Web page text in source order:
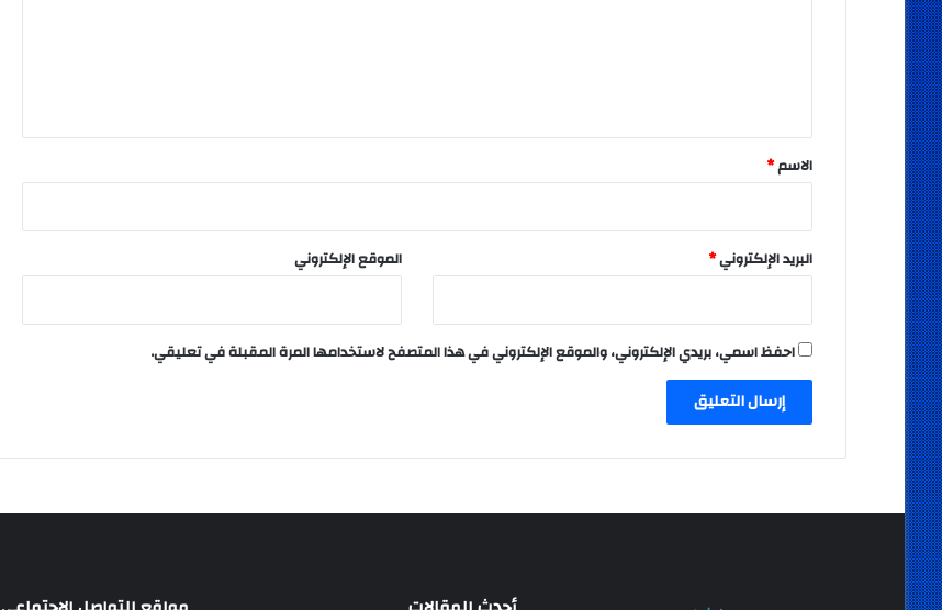
*
الاسم*
البريد الإلكتروني* الموقع الإلكتروني
احفظ اسمي، بريدي الإلكتروني، والموقع الإلكتروني في هذا المتصفح لاستخدامها المرة المقبلة في تعليقي.